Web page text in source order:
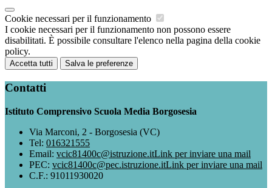
Cookie necessari per il funzionamento
I cookie necessari per il funzionamento non possono essere
disabilitati. È possibile consultare l'elenco nella pagina della cookie
policy.
Accetta tutti Salva le preferenze
Contatti
Istituto Comprensivo Scuola Media Borgosesia
Via Marconi, 2 - Borgosesia (VC)
Tel: 016321555
Email: vcic81400c@istruzione.itLink per inviare una mail
PEC: vcic81400c@pec.istruzione.itLink per inviare una mail
C.F.: 91011930020